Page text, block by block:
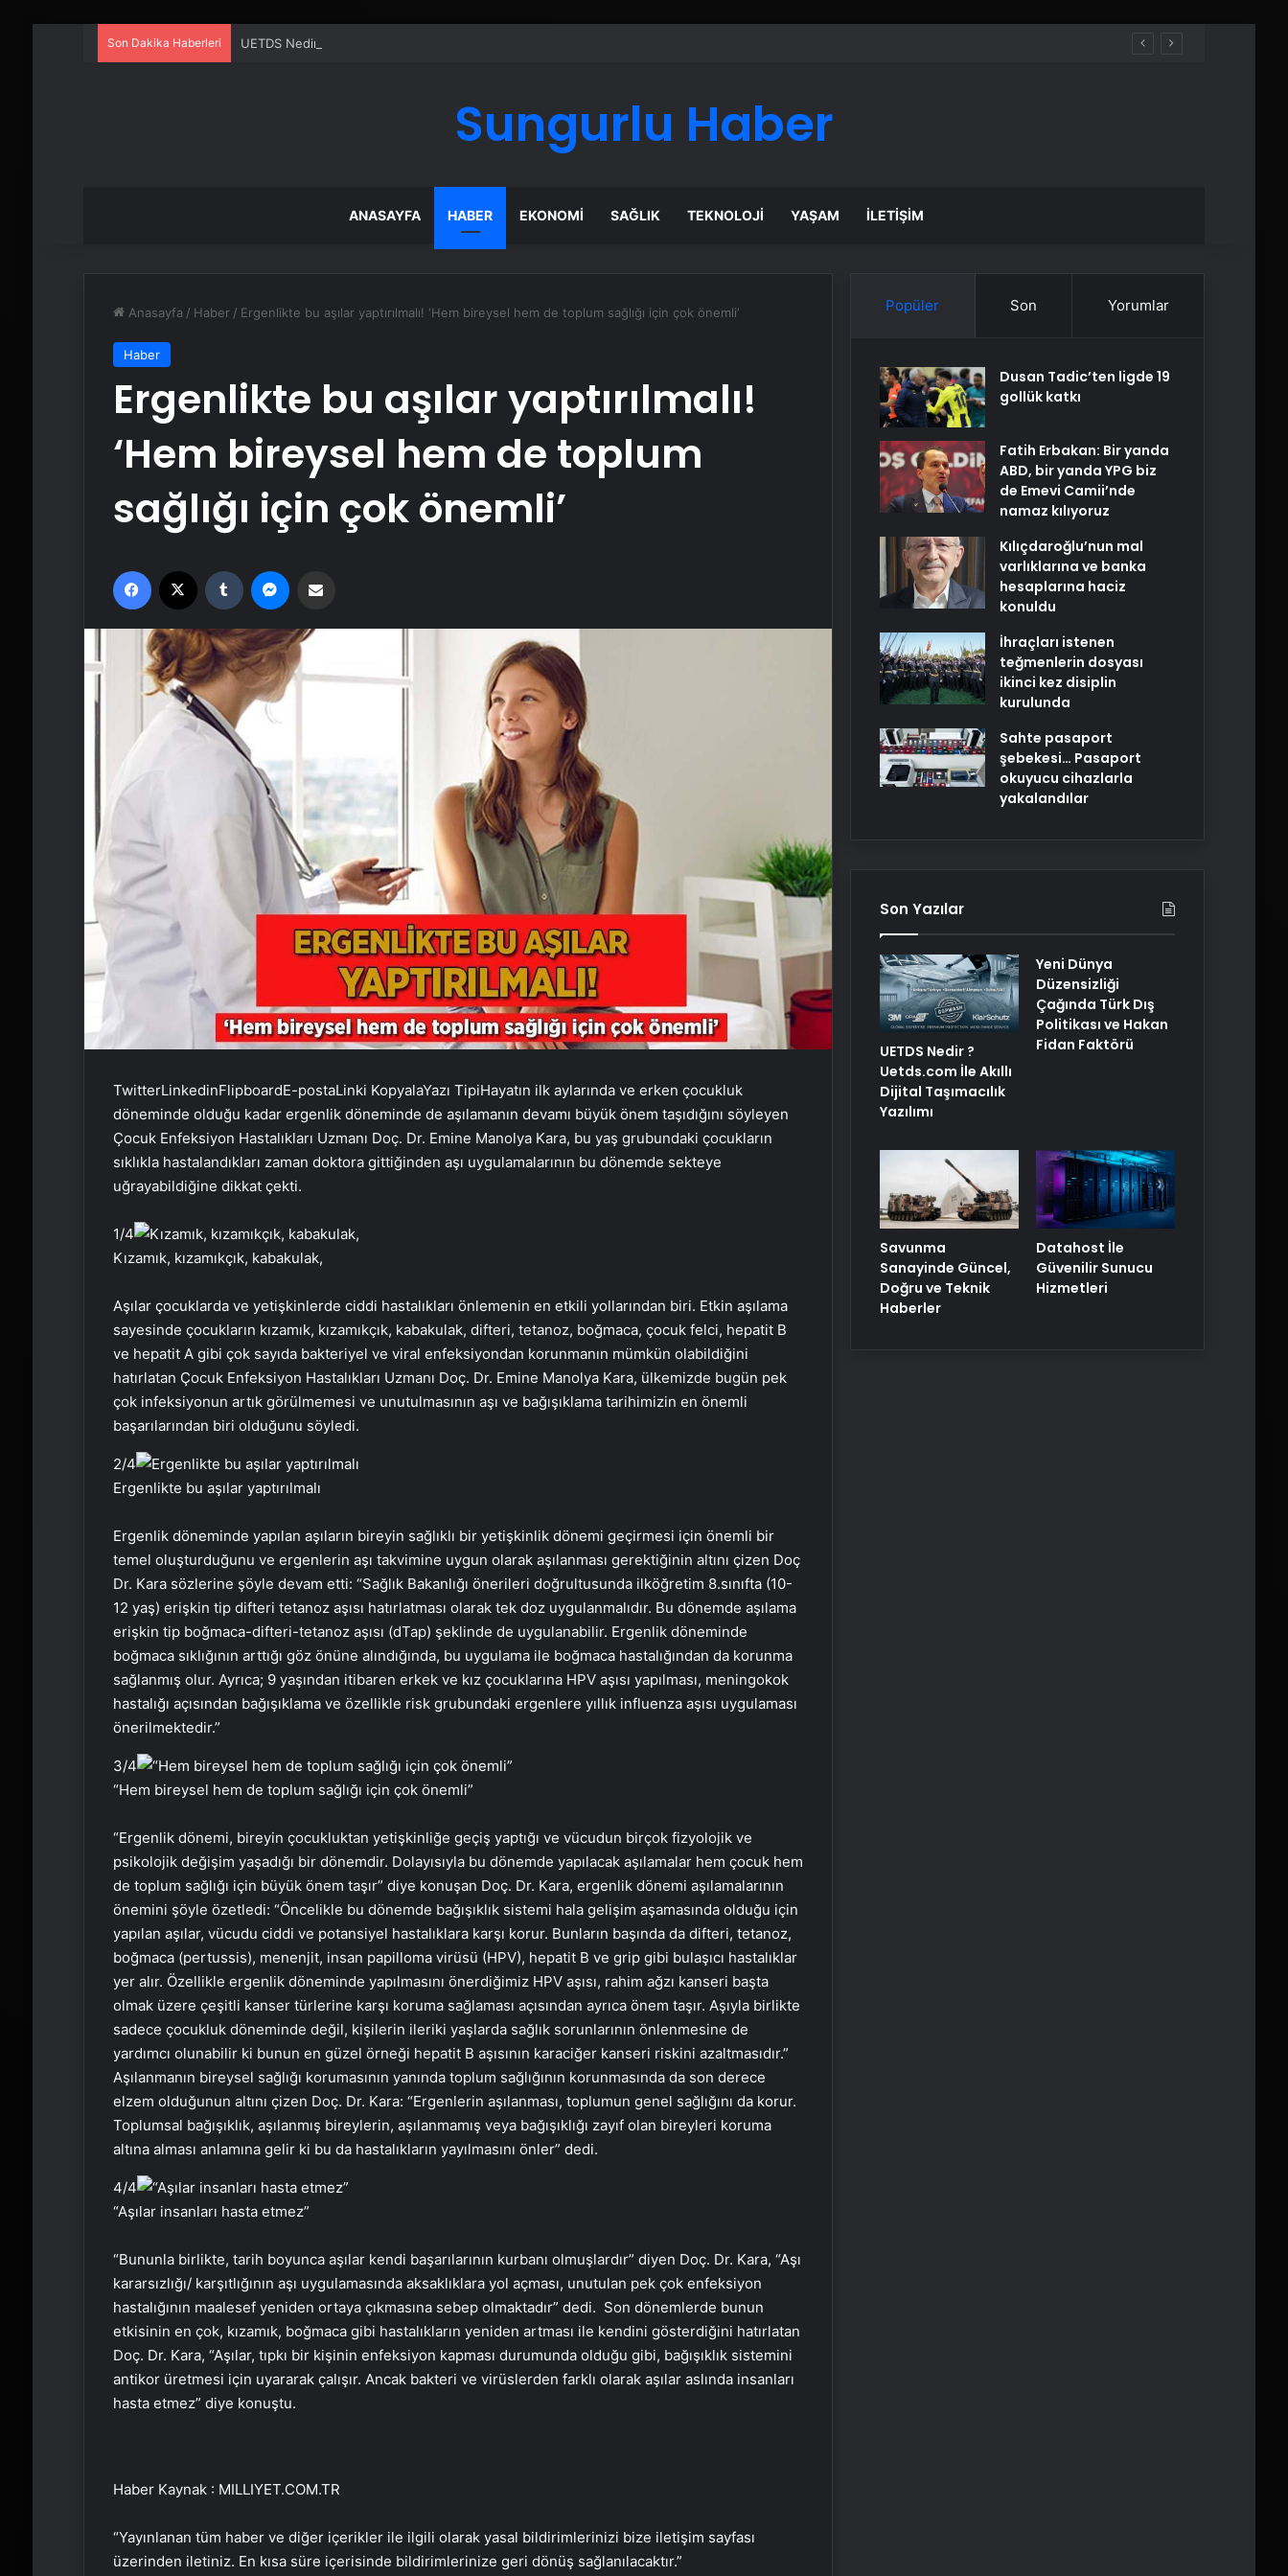
Son Dakika Haberleri UETDS Nedir ? Uetds.com İle Akıllı Dijital Taşımacılık Yazılımı
Sungurlu Haber
ANASAYFA HABER EKONOMI SAĞLIK TEKNOLOJI YAŞAM İLETIŞIM
Anasayfa / Haber / Ergenlikte bu aşılar yaptırılmalı! ‘Hem bireysel hem de toplum sağlığı için çok önemli’
Haber
Ergenlikte bu aşılar yaptırılmalı!
‘Hem bireysel hem de toplum
sağlığı için çok önemli’
Facebook Tumblr
TwitterLinkedinFlipboardE-postaLinki KopyalaYazı TipiHayatın ilk aylarında ve erken çocukluk
döneminde olduğu kadar ergenlik döneminde de aşılamanın devamı büyük önem taşıdığını söyleyen
Çocuk Enfeksiyon Hastalıkları Uzmanı Doç. Dr. Emine Manolya Kara, bu yaş grubundaki çocukların
sıklıkla hastalandıkları zaman doktora gittiğinden aşı uygulamalarının bu dönemde sekteye
uğrayabildiğine dikkat çekti.
1/4
Kızamık, kızamıkçık, kabakulak,
Aşılar çocuklarda ve yetişkinlerde ciddi hastalıkları önlemenin en etkili yollarından biri. Etkin aşılama
sayesinde çocukların kızamık, kızamıkçık, kabakulak, difteri, tetanoz, boğmaca, çocuk felci, hepatit B
ve hepatit A gibi çok sayıda bakteriyel ve viral enfeksiyondan korunmanın mümkün olabildiğini
hatırlatan Çocuk Enfeksiyon Hastalıkları Uzmanı Doç. Dr. Emine Manolya Kara, ülkemizde bugün pek
çok infeksiyonun artık görülmemesi ve unutulmasının aşı ve bağışıklama tarihimizin en önemli
başarılarından biri olduğunu söyledi.
2/4
Ergenlikte bu aşılar yaptırılmalı
Ergenlik döneminde yapılan aşıların bireyin sağlıklı bir yetişkinlik dönemi geçirmesi için önemli bir
temel oluşturduğunu ve ergenlerin aşı takvimine uygun olarak aşılanması gerektiğinin altını çizen Doç
Dr. Kara sözlerine şöyle devam etti: “Sağlık Bakanlığı önerileri doğrultusunda ilköğretim 8.sınıfta (10-
12 yaş) erişkin tip difteri tetanoz aşısı hatırlatması olarak tek doz uygulanmalıdır. Bu dönemde aşılama
erişkin tip boğmaca-difteri-tetanoz aşısı (dTap) şeklinde de uygulanabilir. Ergenlik döneminde
boğmaca sıklığının arttığı göz önüne alındığında, bu uygulama ile boğmaca hastalığından da korunma
sağlanmış olur. Ayrıca; 9 yaşından itibaren erkek ve kız çocuklarına HPV aşısı yapılması, meningokok
hastalığı açısından bağışıklama ve özellikle risk grubundaki ergenlere yıllık influenza aşısı uygulaması
önerilmektedir.”
3/4
“Hem bireysel hem de toplum sağlığı için çok önemli”
“Ergenlik dönemi, bireyin çocukluktan yetişkinliğe geçiş yaptığı ve vücudun birçok fizyolojik ve
psikolojik değişim yaşadığı bir dönemdir. Dolayısıyla bu dönemde yapılacak aşılamalar hem çocuk hem
de toplum sağlığı için büyük önem taşır” diye konuşan Doç. Dr. Kara, ergenlik dönemi aşılamalarının
önemini şöyle özetledi: “Öncelikle bu dönemde bağışıklık sistemi hala gelişim aşamasında olduğu için
yapılan aşılar, vücudu ciddi ve potansiyel hastalıklara karşı korur. Bunların başında da difteri, tetanoz,
boğmaca (pertussis), menenjit, insan papilloma virüsü (HPV), hepatit B ve grip gibi bulaşıcı hastalıklar
yer alır. Özellikle ergenlik döneminde yapılmasını önerdiğimiz HPV aşısı, rahim ağzı kanseri başta
olmak üzere çeşitli kanser türlerine karşı koruma sağlaması açısından ayrıca önem taşır. Aşıyla birlikte
sadece çocukluk döneminde değil, kişilerin ileriki yaşlarda sağlık sorunlarının önlenmesine de
yardımcı olunabilir ki bunun en güzel örneği hepatit B aşısının karaciğer kanseri riskini azaltmasıdır.”
Aşılanmanın bireysel sağlığı korumasının yanında toplum sağlığının korunmasında da son derece
elzem olduğunun altını çizen Doç. Dr. Kara: “Ergenlerin aşılanması, toplumun genel sağlığını da korur.
Toplumsal bağışıklık, aşılanmış bireylerin, aşılanmamış veya bağışıklığı zayıf olan bireyleri koruma
altına alması anlamına gelir ki bu da hastalıkların yayılmasını önler” dedi.
4/4
“Aşılar insanları hasta etmez”
“Bununla birlikte, tarih boyunca aşılar kendi başarılarının kurbanı olmuşlardır” diyen Doç. Dr. Kara, “Aşı
kararsızlığı/ karşıtlığının aşı uygulamasında aksaklıklara yol açması, unutulan pek çok enfeksiyon
hastalığının maalesef yeniden ortaya çıkmasına sebep olmaktadır” dedi. Son dönemlerde bunun
etkisinin en çok, kızamık, boğmaca gibi hastalıkların yeniden artması ile kendini gösterdiğini hatırlatan
Doç. Dr. Kara, “Aşılar, tıpkı bir kişinin enfeksiyon kapması durumunda olduğu gibi, bağışıklık sistemini
antikor üretmesi için uyararak çalışır. Ancak bakteri ve virüslerden farklı olarak aşılar aslında insanları
hasta etmez” diye konuştu.
Haber Kaynak : MILLIYET.COM.TR
“Yayınlanan tüm haber ve diğer içerikler ile ilgili olarak yasal bildirimlerinizi bize iletişim sayfası
üzerinden iletiniz. En kısa süre içerisinde bildirimlerinize geri dönüş sağlanılacaktır.”
Parmakları bitişik ABD’li genç kız,
şifayı Eskişehir Şehir Hastanesi’nde
buldu
Parfümünüzün bozulduğunu nasıl
anlarsınız?
Parçası Altında Kaldı
Popüler Son Yorumlar
Dusan Tadic’ten ligde 19
gollük katkı
Fatih Erbakan: Bir yanda
ABD, bir yanda YPG biz
de Emevi Camii’nde
namaz kılıyoruz
Kılıçdaroğlu’nun mal
varlıklarına ve banka
hesaplarına haciz
konuldu
İhraçları istenen
teğmenlerin dosyası
ikinci kez disiplin
kurulunda
Sahte pasaport
şebekesi… Pasaport
okuyucu cihazlarla
yakalandılar
Son Yazılar
UETDS Nedir ?
Uetds.com İle Akıllı
Dijital Taşımacılık
Yazılımı
Yeni Dünya
Düzensizliği
Çağında Türk Dış
Politikası ve Hakan
Fidan Faktörü
Savunma
Sanayinde Güncel,
Doğru ve Teknik
Haberler
Datahost İle
Güvenilir Sunucu
Hizmetleri